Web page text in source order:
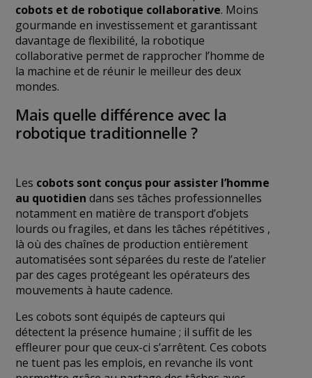
cobots et de robotique collaborative. Moins
gourmande en investissement et garantissant
davantage de flexibilité, la robotique
collaborative permet de rapprocher l’homme de
la machine et de réunir le meilleur des deux
mondes.
Mais quelle différence avec la
robotique traditionnelle ?
Les cobots sont conçus pour assister l’homme
au quotidien dans ses tâches professionnelles
notamment en matière de transport d’objets
lourds ou fragiles, et dans les tâches répétitives ,
là où des chaînes de production entièrement
automatisées sont séparées du reste de l’atelier
par des cages protégeant les opérateurs des
mouvements à haute cadence.
Les cobots sont équipés de capteurs qui
détectent la présence humaine ; il suffit de les
effleurer pour que ceux-ci s’arrêtent. Ces cobots
ne tuent pas les emplois, en revanche ils vont